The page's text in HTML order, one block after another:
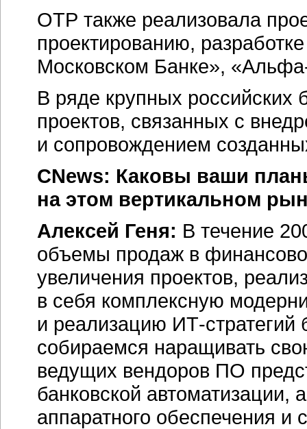
ОТР также реализовала
проектированию,
Московском Банке»,
В ряде крупных
проектов, связанных с
и сопровождением
CNews: Каковы ваши
на этом вертикальном
Алексей Геня: В течение
объемы продаж в
увеличения проектов,
в себя комплексную
и реализацию ИТ-стратегий
собираемся наращивать
ведущих вендоров ПО
банковской
аппаратного обеспечения и